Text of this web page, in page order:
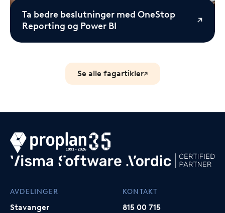
Ta bedre beslutninger med OneStop
Reporting og Power BI
Se alle fagartikler
AVDELINGER
Stavanger
KONTAKT
815 00 715